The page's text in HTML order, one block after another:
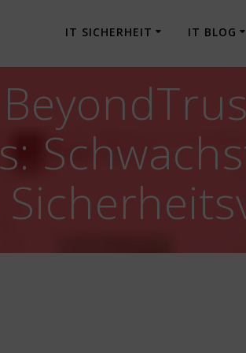
IT SICHERHEIT IT BLOG